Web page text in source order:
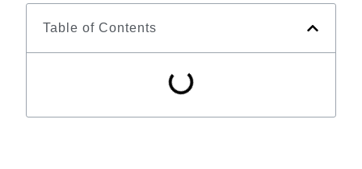
Table of Contents